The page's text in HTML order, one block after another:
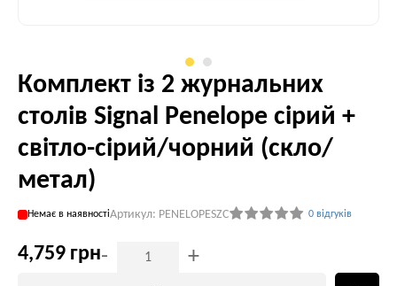
Комплект із 2 журнальних
столів Signal Penelope сірий +
світло-сірий/чорний (скло/
метал)
Немає в наявностіАртикул: PENELOPESZC 0 відгуків
4,759 грн- +